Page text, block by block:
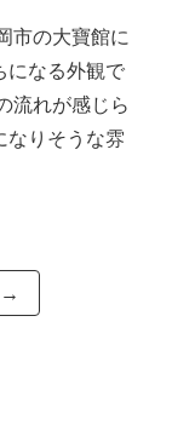
市の大寶館に
になる外観で
流れが感じら
なりそうな雰
→